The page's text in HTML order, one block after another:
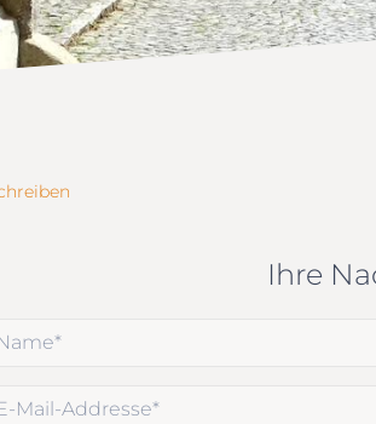
Ihre